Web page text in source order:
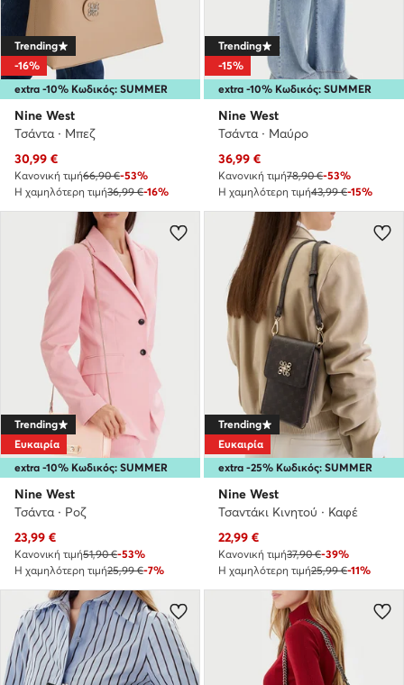
extra -10% Κωδικός: SUMMER
Trending
-16%
Nine West
Τσάντα · Μπεζ
Τρέχουσα τιμή
30,99 €
Κανονική τιμή66,90 €-53%
Η χαμηλότερη τιμή36,99 €-16%
extra -10% Κωδικός: SUMMER
Trending
-15%
Nine West
Τσάντα · Μαύρο
Τρέχουσα τιμή
36,99 €
Κανονική τιμή78,90 €-53%
Η χαμηλότερη τιμή43,99 €-15%
extra -10% Κωδικός: SUMMER
Trending
Ευκαιρία
Nine West
Τσάντα · Ροζ
Τρέχουσα τιμή
23,99 €
Κανονική τιμή51,90 €-53%
Η χαμηλότερη τιμή25,99 €-7%
extra -25% Κωδικός: SUMMER
Trending
Ευκαιρία
Nine West
Τσαντάκι Κινητού · Καφέ
Τρέχουσα τιμή
22,99 €
Κανονική τιμή37,90 €-39%
Η χαμηλότερη τιμή25,99 €-11%